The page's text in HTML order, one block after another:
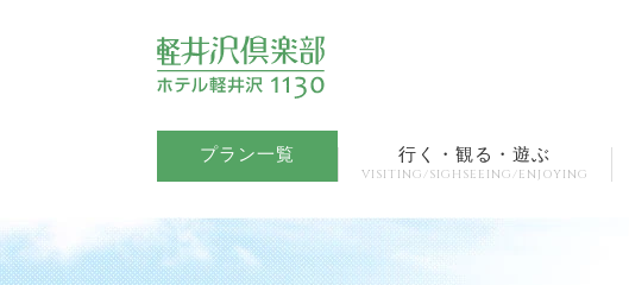
プラン一覧 行く・観る・遊ぶ
VISITING/SIGHSEEING/ENJOYING